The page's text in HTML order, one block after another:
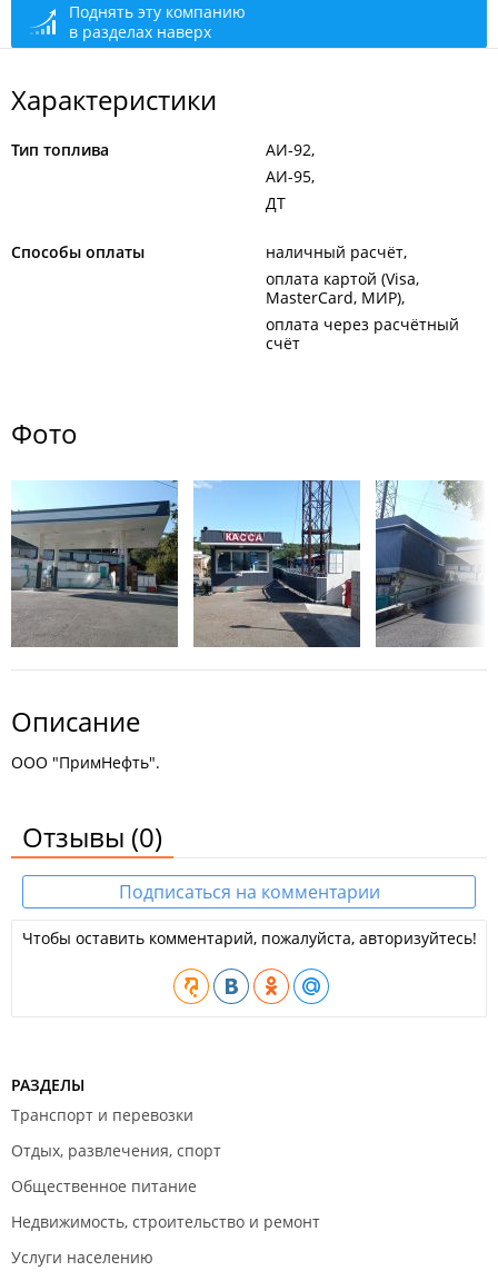
Поднять эту компанию
в разделах наверх
Характеристики
Тип топлива
АИ-92
АИ-95
ДТ
Способы оплаты
наличный расчёт
оплата картой (Visa,
MasterCard, МИР)
оплата через расчётный
счёт
Фото
Описание
ООО "ПримНефть".
Отзывы (0)
Подписаться на комментарии
Чтобы оставить комментарий, пожалуйста, авторизуйтесь!
РАЗДЕЛЫ
Транспорт и перевозки
Отдых, развлечения, спорт
Общественное питание
Недвижимость, строительство и ремонт
Услуги населению